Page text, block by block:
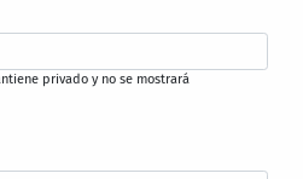
privado y no se mostrará